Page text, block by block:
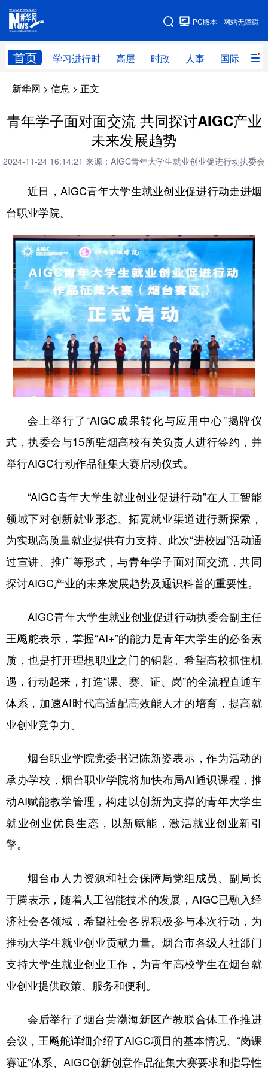
网站无障碍
PC版本
首页 学习进行时 高层 时政 人事 国际 财
网站地图
学习进行时 高层
国际 财经 网评 港澳
思客智库 全球连线
科技 科创 量子 体育
文化 书画 健康 军事
访谈
法律 中央文件 金融 汽车
食品 人居 信息化 数字经济
学术中国 乡村振兴 银龄 溯源中国
城市 旅游 能源 会展
彩票 娱乐 时尚 悦读
公益 一带一路 亚太网 上市公司
文化产业
地方频道
北京 天津 河北
吉林 上海 江苏
浙江 安徽 福建 江西
山东 河南 湖北 湖南
广东 广西 海南 重庆
四川 贵州 云南 西藏
陕西 甘肃 青海 宁夏
新疆 内蒙古 黑龙江
多语种频道
English Español Français عربى
Deutsch Português
新华网 > 信息 > 正文
青年学子面对面交流 共同探讨AIGC产业
未来发展趋势
2024-11-24 16:14:21 来源：AIGC青年大学生就业创业促进行动执委会
近日，AIGC青年大学生就业创业促进行动走进烟
台职业学院。
会上举行了“AIGC成果转化与应用中心”揭牌仪
式，执委会与15所驻烟高校有关负责人进行签约，并
举行AIGC行动作品征集大赛启动仪式。
“AIGC青年大学生就业创业促进行动”在人工智能
领域下对创新就业形态、拓宽就业渠道进行新探索，
为实现高质量就业提供有力支持。此次“进校园”活动通
过宣讲、推广等形式，与青年学子面对面交流，共同
探讨AIGC产业的未来发展趋势及通识科普的重要性。
AIGC青年大学生就业创业促进行动执委会副主任
王飚舵表示，掌握“AI+”的能力是青年大学生的必备素
质，也是打开理想职业之门的钥匙。希望高校抓住机
遇，行动起来，打造“课、赛、证、岗”的全流程直通车
体系，加速AI时代高适配高效能人才的培育，提高就
业创业竞争力。
烟台职业学院党委书记陈新姿表示，作为活动的
承办学校，烟台职业学院将加快布局AI通识课程，推
动AI赋能教学管理，构建以创新为支撑的青年大学生
就业创业优良生态，以新赋能，激活就业创业新引
擎。
烟台市人力资源和社会保障局党组成员、副局长
于腾表示，随着人工智能技术的发展，AIGC已融入经
济社会各领域，希望社会各界积极参与本次行动，为
推动大学生就业创业贡献力量。烟台市各级人社部门
支持大学生就业创业工作，为青年高校学生在烟台就
业创业提供政策、服务和便利。
会后举行了烟台黄渤海新区产教联合体工作推进
会议，王飚舵详细介绍了AIGC项目的基本情况、“岗课
赛证”体系、AIGC创新创意作品征集大赛要求和指导性